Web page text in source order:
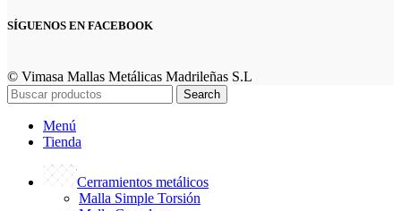
SÍGUENOS EN FACEBOOK
© Vimasa Mallas Metálicas Madrileñas S.L
Search
Menú
Tienda
Cerramientos metálicos
Malla Simple Torsión